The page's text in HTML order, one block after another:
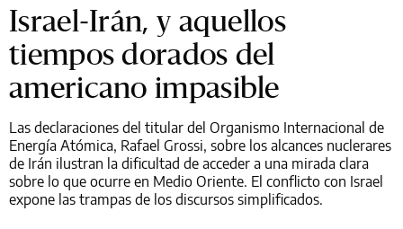
Israel-Irán, y aquellos
tiempos dorados del
americano impasible
Las declaraciones del titular del Organismo Internacional de
Energía Atómica, Rafael Grossi, sobre los alcances nuclerares
de Irán ilustran la dificultad de acceder a una mirada clara
sobre lo que ocurre en Medio Oriente. El conflicto con Israel
expone las trampas de los discursos simplificados.